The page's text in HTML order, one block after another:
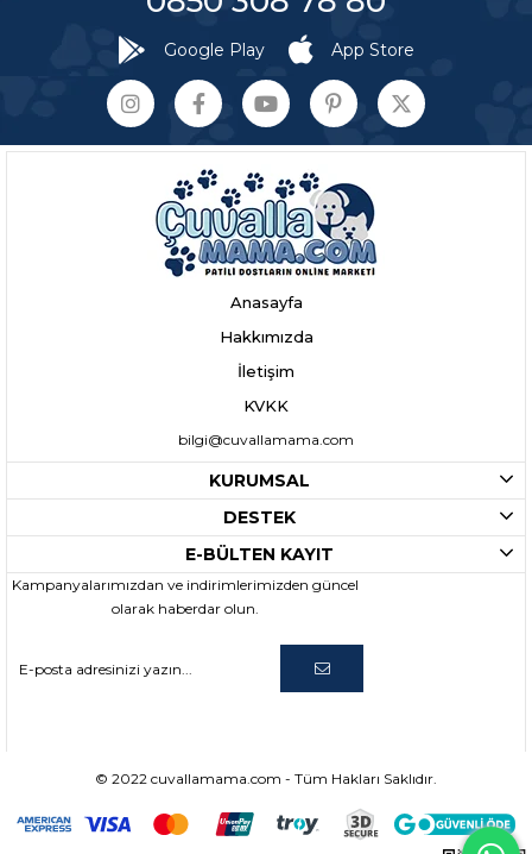
Google Play App Store
Anasayfa
Hakkımızda
İletişim
KVKK
bilgi@cuvallamama.com
KURUMSAL
DESTEK
E-BÜLTEN KAYIT
Kampanyalarımızdan ve indirimlerimizden güncel
olarak haberdar olun.
© 2022 cuvallamama.com - Tüm Hakları Saklıdır.